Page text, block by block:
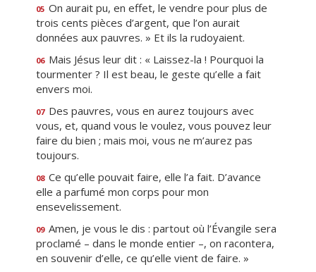
05 On aurait pu, en effet, le vendre pour plus de
trois cents pièces d’argent, que l’on aurait
données aux pauvres. » Et ils la rudoyaient.
06 Mais Jésus leur dit : « Laissez-la ! Pourquoi la
tourmenter ? Il est beau, le geste qu’elle a fait
envers moi.
07 Des pauvres, vous en aurez toujours avec
vous, et, quand vous le voulez, vous pouvez leur
faire du bien ; mais moi, vous ne m’aurez pas
toujours.
08 Ce qu’elle pouvait faire, elle l’a fait. D’avance
elle a parfumé mon corps pour mon
ensevelissement.
09 Amen, je vous le dis : partout où l’Évangile sera
proclamé – dans le monde entier –, on racontera,
en souvenir d’elle, ce qu’elle vient de faire. »